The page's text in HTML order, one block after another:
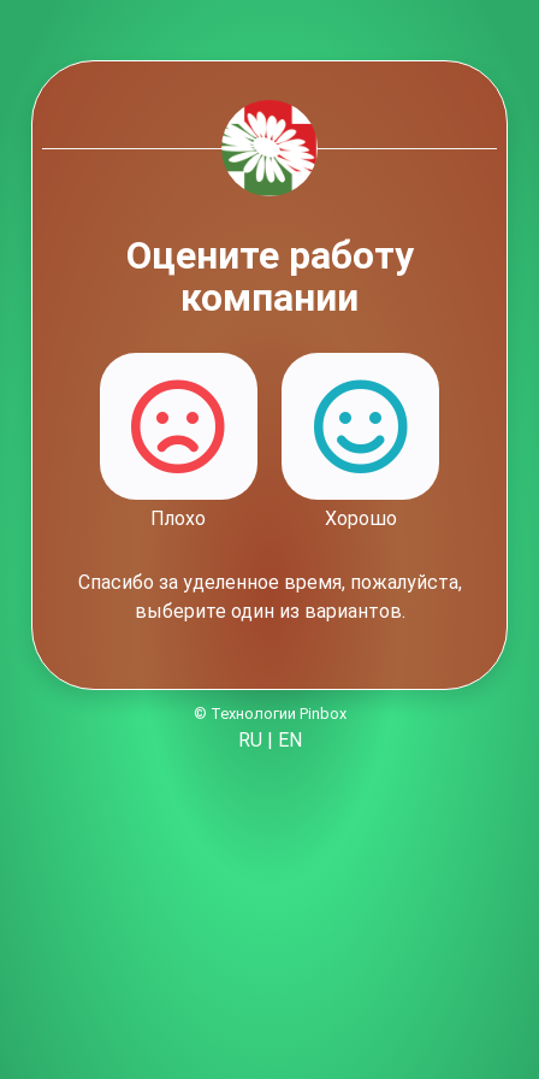
Оцените работу
компании
Плохо Хорошо
Спасибо за уделенное время, пожалуйста,
выберите один из вариантов.
© Технологии Pinbox
RU| EN